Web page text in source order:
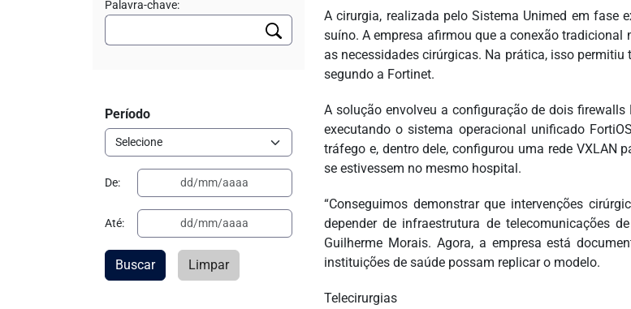
A cirurgia, realizada pelo Sistema Unimed em fase
suíno. A empresa afirmou que a conexão
as necessidades cirúrgicas. Na prática, isso
segundo a Fortinet.
A solução envolveu a configuração de dois
executando o sistema operacional unificado
tráfego e, dentro dele, configurou uma rede VXLAN
se estivessem no mesmo hospital.
“Conseguimos demonstrar que intervenções
depender de infraestrutura de telecomunicações
Guilherme Morais. Agora, a empresa está
instituições de saúde possam replicar o modelo.
Telecirurgias
Palavra-chave:
Período
De:
Até:
Buscar Limpar